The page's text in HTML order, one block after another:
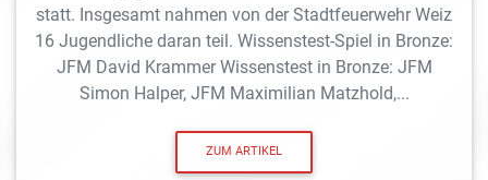
statt. Insgesamt nahmen von der Stadtfeuerwehr Weiz
16 Jugendliche daran teil. Wissenstest-Spiel in Bronze:
JFM David Krammer Wissenstest in Bronze: JFM
Simon Halper, JFM Maximilian Matzhold,...
ZUM ARTIKEL